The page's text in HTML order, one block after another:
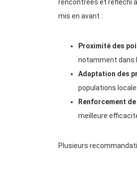
rencontrées et réfléchi
mis en avant :
Proximité des
notamment dans
Adaptation des
populations
Renforcement
meilleure
Plusieurs